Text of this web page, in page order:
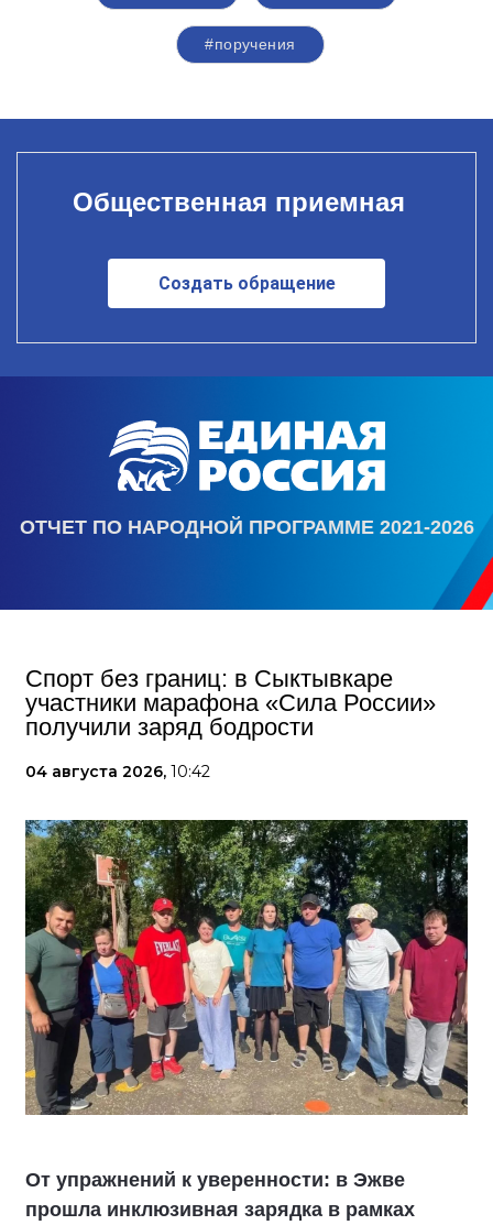
#поручения
Общественная приемная
Создать обращение
ОТЧЕТ ПО НАРОДНОЙ ПРОГРАММЕ 2021-2026
Спорт без границ: в Сыктывкаре
участники марафона «Сила России»
получили заряд бодрости
04 августа 2026, 10:42
От упражнений к уверенности: в Эжве
прошла инклюзивная зарядка в рамках